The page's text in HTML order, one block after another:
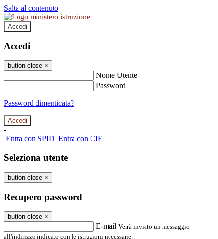
Salta al contenuto
Accedi
Accedi
button close ×
Nome Utente
Password
Password dimenticata?
-
Entra con SPID Entra con CIE
Seleziona utente
button close ×
Recupero password
button close ×
E-mail Verrà inviato un messaggio
all'indirizzo indicato con le istruzioni necessarie.